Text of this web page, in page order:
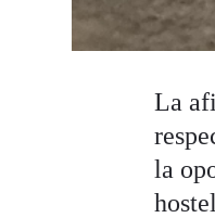
La
la